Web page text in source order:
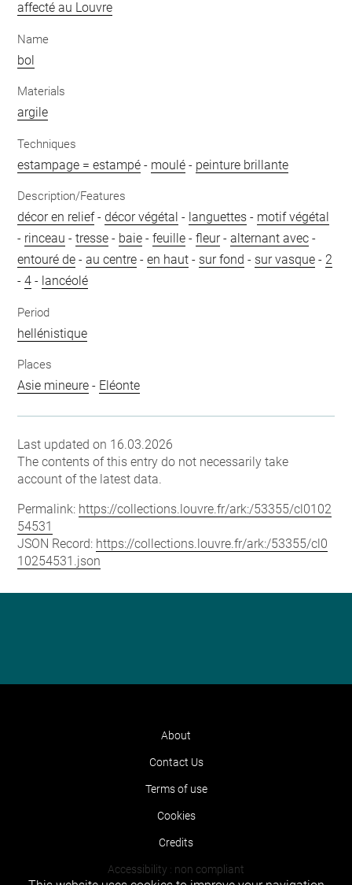
affecté au Louvre
Name
bol
Materials
argile
Techniques
estampage = estampé - moulé - peinture brillante
Description/Features
décor en relief-décor végétal - languettes - motif végétal
- rinceau -tresse - baie -feuille -fleur-alternant avec -
entouré de -au centre -en haut - sur fond - sur vasque - 2
-4 - lancéolé
Period
hellénistique
Places
Asie mineure - Eléonte
Last updated on 16.03.2026
The contents of this entry do not necessarily take
account of the latest data.
Permalink: https://collections.louvre.fr/ark:/53355/cl0102
54531
JSON Record: https://collections.louvre.fr/ark:/53355/cl0
10254531.json
About
Contact Us
Terms of use
Cookies
Credits
Accessibility : non compliant